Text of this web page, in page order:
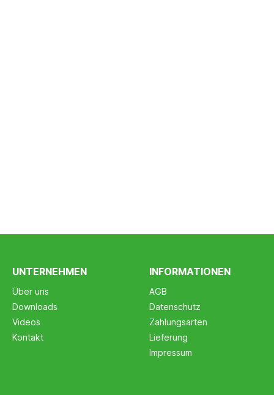
UNTERNEHMEN
Über uns
Downloads
Videos
Kontakt
INFORMATIONEN
AGB
Datenschutz
Zahlungsarten
Lieferung
Impressum